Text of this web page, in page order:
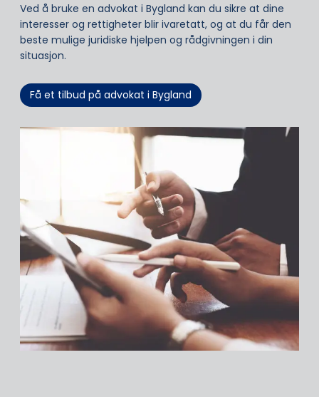
Ved å bruke en advokat i Bygland kan du sikre at dine
interesser og rettigheter blir ivaretatt, og at du får den
beste mulige juridiske hjelpen og rådgivningen i din
situasjon.
Få et tilbud på advokat i Bygland